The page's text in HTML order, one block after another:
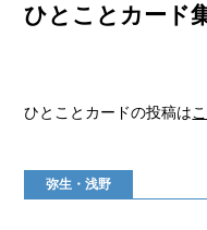
ひとことカード
ひとことカードの投稿は
弥生・浅野